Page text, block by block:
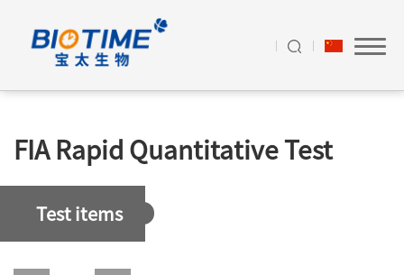
FIA Rapid Quantitative Test
Test items